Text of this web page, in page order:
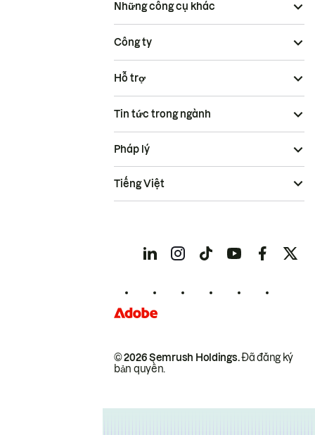
Những công cụ khác
Công ty
Hỗ trợ
Tin tức trong ngành
© 2026 Semrush Holdings.Đã đăng ký
bản quyền.
Pháp lý
Tiếng Việt